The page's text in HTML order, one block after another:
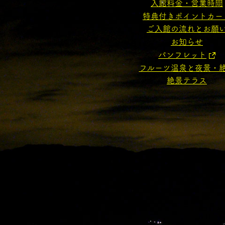
入館料金・営業時間
特典付きポイントカー
ご入館の流れとお願
お知らせ
パンフレット
フルーツ温泉と夜景・
絶景テラス